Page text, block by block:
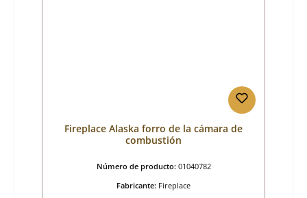
Fireplace Alaska forro de la cámara de
combustión
Número de producto: 01040782
Fabricante: Fireplace